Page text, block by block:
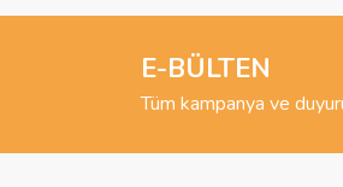
Ürün resmi
Bu ürüne benzer
E-BÜLTEN
Tüm kampanya ve